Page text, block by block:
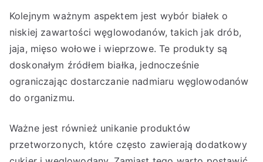
Kolejnym ważnym aspektem jest wybór białek o
niskiej zawartości węglowodanów, takich jak drób,
jaja, mięso wołowe i wieprzowe. Te produkty są
doskonałym źródłem białka, jednocześnie
ograniczając dostarczanie nadmiaru węglowodanów
do organizmu.
Ważne jest również unikanie produktów
przetworzonych, które często zawierają dodatkowy